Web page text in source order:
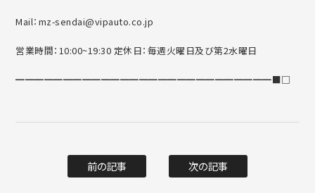
Mail：mz-sendai@vipauto.co.jp
営業時間：10:00~19:30 定休日：毎週火曜日及び第2水曜日
━━━━━━━━━━━━━━━━━━━━━━━━━━━■□
前の記事 次の記事